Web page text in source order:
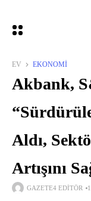
EV EKONOMI
Akbank,
Aldı,
Artışını
GAZETE4 EDITÖR